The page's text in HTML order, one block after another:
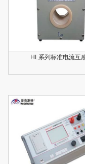
HL系列标准电流互